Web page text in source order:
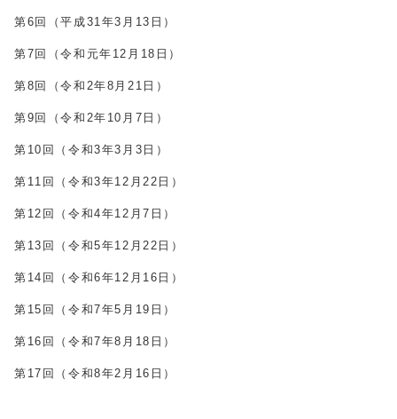
第6回（平成31年3月13日）
第7回（令和元年12月18日）
第8回（令和2年8月21日）
第9回（令和2年10月7日）
第10回（令和3年3月3日）
第11回（令和3年12月22日）
第12回（令和4年12月7日）
第13回（令和5年12月22日）
第14回（令和6年12月16日）
第15回（令和7年5月19日）
第16回（令和7年8月18日）
第17回（令和8年2月16日）